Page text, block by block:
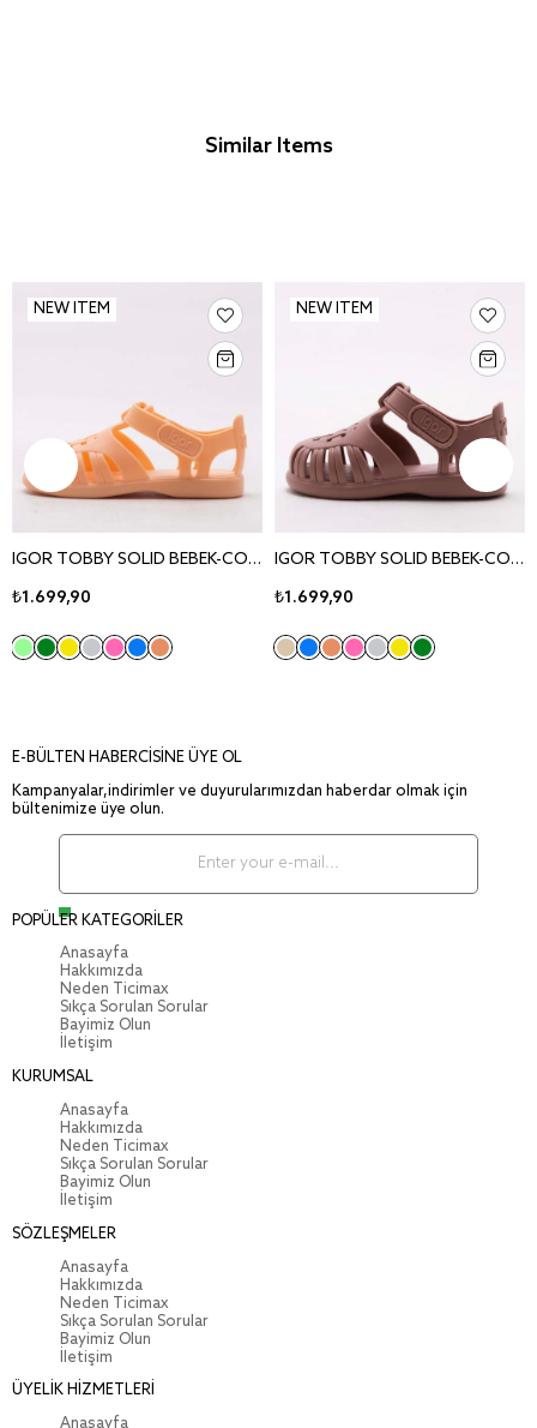
Similar Items
IGOR TOBBY SOLID BEBEK-COCUK YESIL SANDALET S10271-013
₺1.699,90
NEW ITEM
IGOR TOBBY SOLID BEBEK-COCUK YESIL SANDALET S10271-013
₺1.699,90
NEW ITEM
E-BÜLTEN HABERCİSİNE ÜYE OL
Kampanyalar,indirimler ve duyurularımızdan haberdar olmak için
bültenimize üye olun.
POPÜLER KATEGORİLER
Anasayfa
Hakkımızda
Neden Ticimax
Sıkça Sorulan Sorular
Bayimiz Olun
İletişim
KURUMSAL
Anasayfa
Hakkımızda
Neden Ticimax
Sıkça Sorulan Sorular
Bayimiz Olun
İletişim
SÖZLEŞMELER
Anasayfa
Hakkımızda
Neden Ticimax
Sıkça Sorulan Sorular
Bayimiz Olun
İletişim
ÜYELİK HİZMETLERİ
Anasayfa